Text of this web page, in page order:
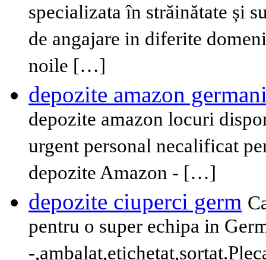
specializata în străinătate și
de angajare in diferite
noile […]
depozite amazon
depozite amazon locuri
urgent personal necalificat
depozite Amazon - […]
depozite ciuperci germ
pentru o super echipa in